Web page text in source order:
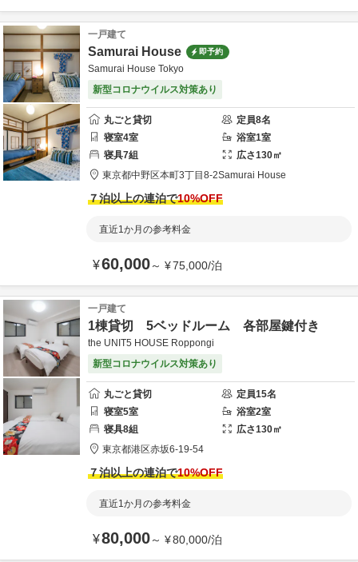
一戸建て
Samurai House 即予約
Samurai House Tokyo
新型コロナウイルス対策あり
丸ごと貸切 定員8名
寝室4室 浴室1室
寝具7組 広さ130㎡
東京都中野区本町3丁目8-2Samurai House
７泊以上の連泊で10%OFF
直近1か月の参考料金
¥60,000～ ¥75,000/泊
一戸建て
1棟貸切 5ベッドルーム 各部屋鍵付き
the UNIT5 HOUSE Roppongi
新型コロナウイルス対策あり
丸ごと貸切 定員15名
寝室5室 浴室2室
寝具8組 広さ130㎡
東京都港区赤坂6-19-54
７泊以上の連泊で10%OFF
直近1か月の参考料金
¥80,000～ ¥80,000/泊